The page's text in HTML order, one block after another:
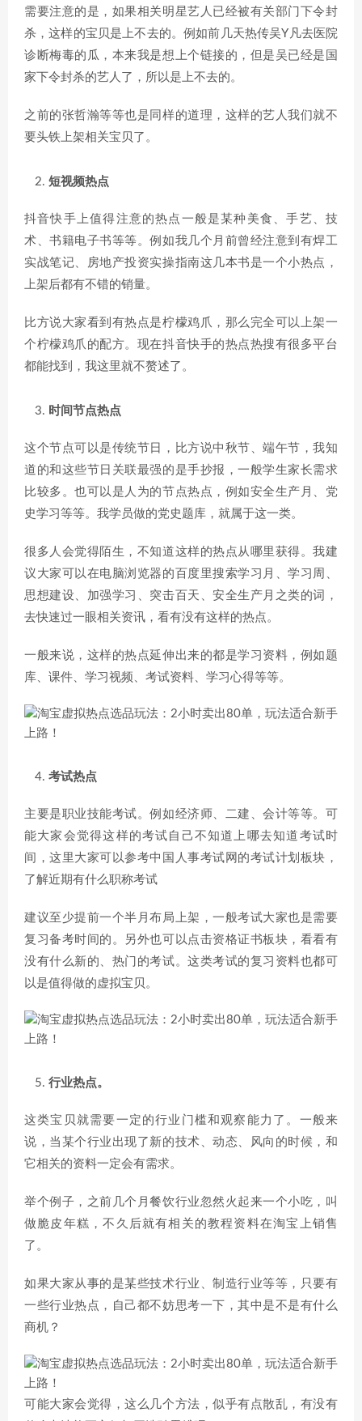
需要注意的是，如果相关明星艺人已经被有关部门下令封
杀，这样的宝贝是上不去的。例如前几天热传吴Y凡去医院
诊断梅毒的瓜，本来我是想上个链接的，但是吴已经是国
家下令封杀的艺人了，所以是上不去的。
之前的张哲瀚等等也是同样的道理，这样的艺人我们就不
要头铁上架相关宝贝了。
短视频热点
抖音快手上值得注意的热点一般是某种美食、手艺、技
术、书籍电子书等等。例如我几个月前曾经注意到有焊工
实战笔记、房地产投资实操指南这几本书是一个小热点，
上架后都有不错的销量。
比方说大家看到有热点是柠檬鸡爪，那么完全可以上架一
个柠檬鸡爪的配方。现在抖音快手的热点热搜有很多平台
都能找到，我这里就不赘述了。
时间节点热点
这个节点可以是传统节日，比方说中秋节、端午节，我知
道的和这些节日关联最强的是手抄报，一般学生家长需求
比较多。也可以是人为的节点热点，例如安全生产月、党
史学习等等。我学员做的党史题库，就属于这一类。
很多人会觉得陌生，不知道这样的热点从哪里获得。我建
议大家可以在电脑浏览器的百度里搜索学习月、学习周、
思想建设、加强学习、突击百天、安全生产月之类的词，
去快速过一眼相关资讯，看有没有这样的热点。
一般来说，这样的热点延伸出来的都是学习资料，例如题
库、课件、学习视频、考试资料、学习心得等等。
考试热点
主要是职业技能考试。例如经济师、二建、会计等等。可
能大家会觉得这样的考试自己不知道上哪去知道考试时
间，这里大家可以参考中国人事考试网的考试计划板块，
了解近期有什么职称考试
建议至少提前一个半月布局上架，一般考试大家也是需要
复习备考时间的。另外也可以点击资格证书板块，看看有
没有什么新的、热门的考试。这类考试的复习资料也都可
以是值得做的虚拟宝贝。
行业热点。
这类宝贝就需要一定的行业门槛和观察能力了。一般来
说，当某个行业出现了新的技术、动态、风向的时候，和
它相关的资料一定会有需求。
举个例子，之前几个月餐饮行业忽然火起来一个小吃，叫
做脆皮年糕，不久后就有相关的教程资料在淘宝上销售
了。
如果大家从事的是某些技术行业、制造行业等等，只要有
一些行业热点，自己都不妨思考一下，其中是不是有什么
商机？
可能大家会觉得，这么几个方法，似乎有点散乱，有没有